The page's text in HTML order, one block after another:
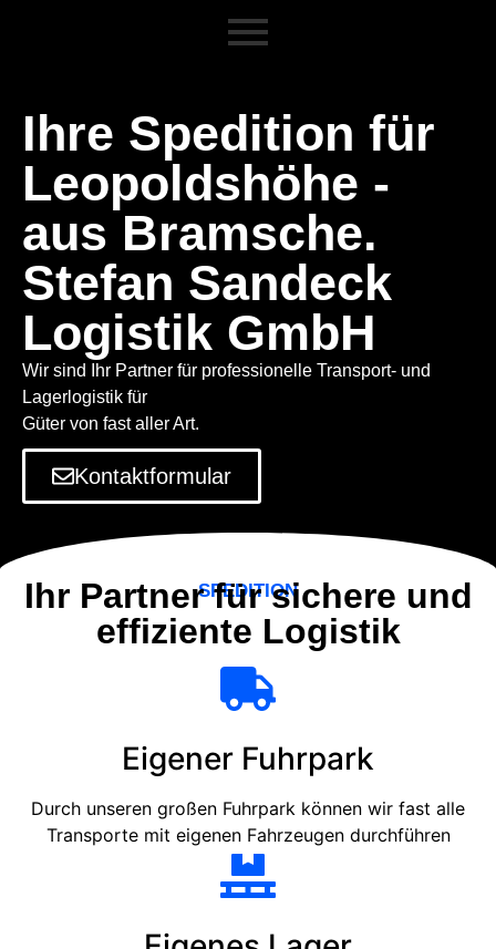
Ihre Spedition für
Leopoldshöhe -
aus Bramsche.
Stefan Sandeck
Logistik GmbH
Wir sind Ihr Partner für professionelle Transport- und
Lagerlogistik für
Güter von fast aller Art.
Kontaktformular
SPEDITION
Ihr Partner für sichere und
effiziente Logistik
Eigener Fuhrpark
Durch unseren großen Fuhrpark können wir fast alle
Transporte mit eigenen Fahrzeugen durchführen